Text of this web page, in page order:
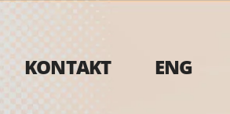
KONTAKT ENG